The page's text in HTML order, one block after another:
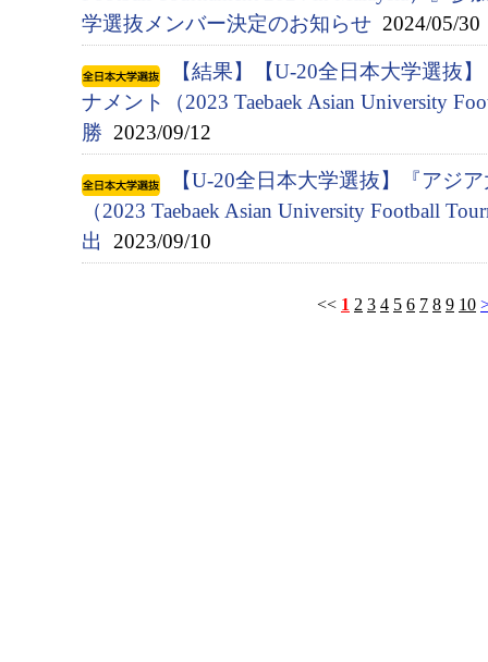
学選抜メンバー決定のお知らせ 2024/05/30
【結果】【U-20全日本大学選抜
ナメント（2023 Taebaek Asian University
勝 2023/09/12
【U-20全日本大学選抜】『アジ
（2023 Taebaek Asian University Football
出
2023/09/10
<< 1 2 3 4 5 6 7 8 9 10